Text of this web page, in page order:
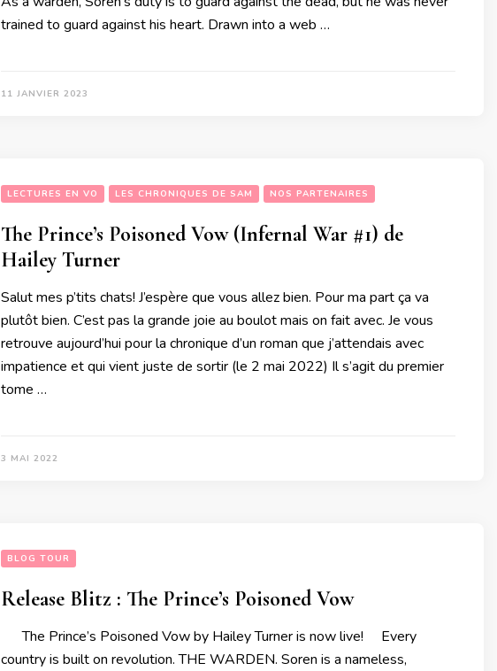
trained to guard against his heart. Drawn into a web …
11 JANVIER 2023
LECTURES EN VO LES CHRONIQUES DE SAM NOS PARTENAIRES
The Prince’s Poisoned Vow (Infernal War #1) de
Hailey Turner
Salut mes p’tits chats! J’espère que vous allez bien. Pour ma part ça va
plutôt bien. C’est pas la grande joie au boulot mais on fait avec. Je vous
retrouve aujourd’hui pour la chronique d’un roman que j’attendais avec
impatience et qui vient juste de sortir (le 2 mai 2022) Il s’agit du premier
tome …
3 MAI 2022
BLOG TOUR
Release Blitz : The Prince’s Poisoned Vow
The Prince’s Poisoned Vow by Hailey Turner is now live! Every
country is built on revolution. THE WARDEN. Soren is a nameless,